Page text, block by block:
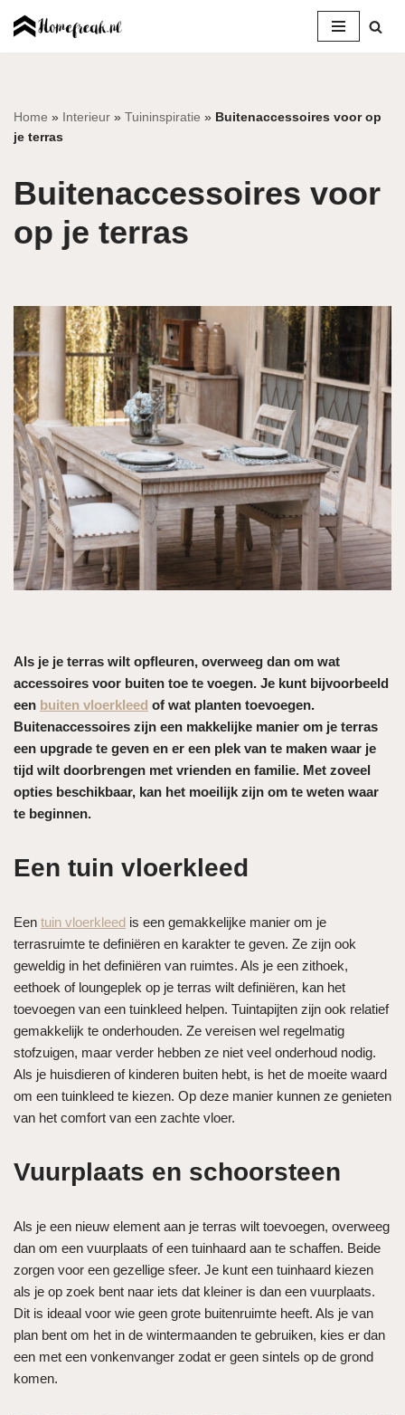
inhoud
Home » Interieur » Tuininspiratie » Buitenaccessoires voor op
je terras
Buitenaccessoires voor
op je terras
Als je je terras wilt opfleuren, overweeg dan om wat
accessoires voor buiten toe te voegen. Je kunt bijvoorbeeld
een buiten vloerkleed of wat planten toevoegen.
Buitenaccessoires zijn een makkelijke manier om je terras
een upgrade te geven en er een plek van te maken waar je
tijd wilt doorbrengen met vrienden en familie. Met zoveel
opties beschikbaar, kan het moeilijk zijn om te weten waar
te beginnen.
Een tuin vloerkleed
Een tuin vloerkleed is een gemakkelijke manier om je
terrasruimte te definiëren en karakter te geven. Ze zijn ook
geweldig in het definiëren van ruimtes. Als je een zithoek,
eethoek of loungeplek op je terras wilt definiëren, kan het
toevoegen van een tuinkleed helpen. Tuintapijten zijn ook relatief
gemakkelijk te onderhouden. Ze vereisen wel regelmatig
stofzuigen, maar verder hebben ze niet veel onderhoud nodig.
Als je huisdieren of kinderen buiten hebt, is het de moeite waard
om een ​​tuinkleed te kiezen. Op deze manier kunnen ze genieten
van het comfort van een zachte vloer.
Vuurplaats en schoorsteen
Als je een nieuw element aan je terras wilt toevoegen, overweeg
dan om een ​​vuurplaats of een tuinhaard aan te schaffen. Beide
zorgen voor een gezellige sfeer. Je kunt een tuinhaard kiezen
als je op zoek bent naar iets dat kleiner is dan een vuurplaats.
Dit is ideaal voor wie geen grote buitenruimte heeft. Als je van
plan bent om het in de wintermaanden te gebruiken, kies er dan
een met een vonkenvanger zodat er geen sintels op de grond
komen.